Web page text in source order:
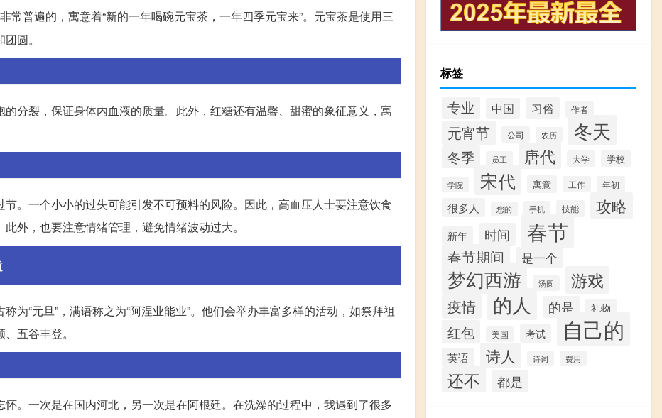
常普遍的，寓意着“新的一年喝碗元宝茶，一年四季元宝来”。元宝茶是使用三
圆。
分裂，保证身体内血液的质量。此外，红糖还有温馨、甜蜜的象征意义，寓
。一个小小的过失可能引发不可预料的风险。因此，高血压人士要注意饮食
外，也要注意情绪管理，避免情绪波动过大。
为“元旦”，满语称之为“阿涅业能业”。他们会举办丰富多样的活动，如祭拜祖
五谷丰登。
。一次是在国内河北，另一次是在阿根廷。在洗澡的过程中，我遇到了很多
标签
专业 中国 习俗 作者
元宵节 公司 农历 冬天
冬季 员工 唐代 大学 学校
学院 宋代 寓意 工作 年初
很多人 您的 手机 技能 攻略
新年 时间 春节
春节期间 是一个
梦幻西游 汤圆 游戏
疫情 的人 的是 礼物
红包 美国 考试 自己的
英语 诗人 诗词 费用
还不 都是